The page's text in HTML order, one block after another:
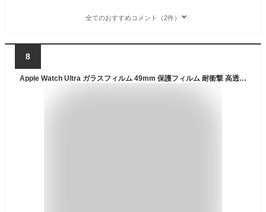
全てのおすすめコメント（2件）
8
Apple Watch Ultra ガラスフィルム 49mm 保護フィルム 耐衝撃 高透過率 耐指紋 キズ防止 アップルウォッチUltra 強化フィルム (3枚)